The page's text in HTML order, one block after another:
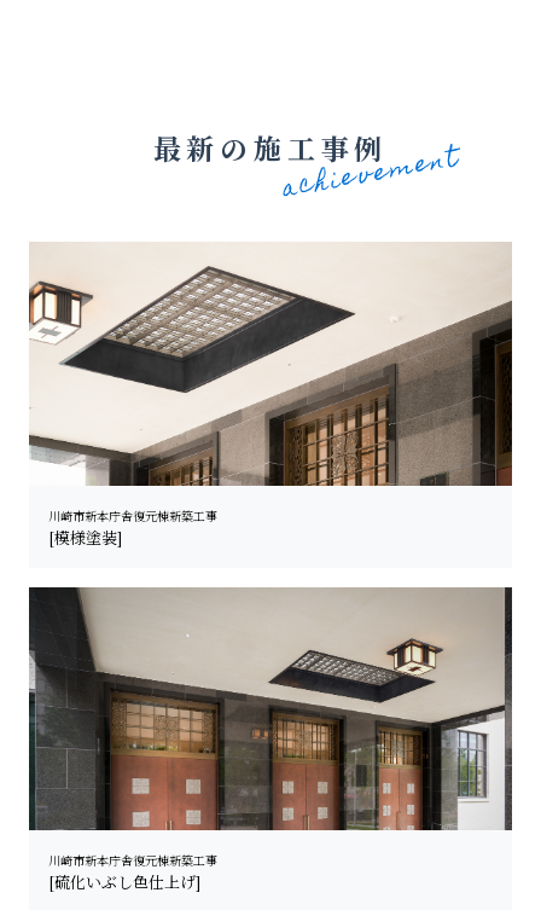
最新の施工事例
川崎市新本庁舎復元棟新築工事
[模様塗装]
川崎市新本庁舎復元棟新築工事
[硫化いぶし色仕上げ]